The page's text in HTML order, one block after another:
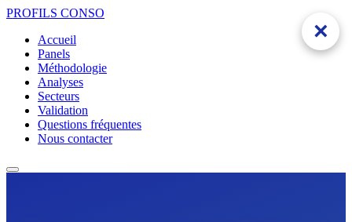
PROFILS CONSO
Accueil
Panels
Méthodologie
Analyses
Secteurs
Validation
Questions fréquentes
Nous contacter
×